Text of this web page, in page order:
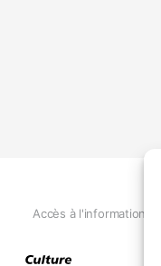
Accès à l'information